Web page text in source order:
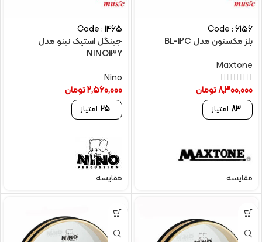
Code : 6156
بلز مکستون مدل BL-12C
Maxtone
8,300,000تومان
83 امتیاز
مقایسه
Code : 1465
جینگل استیک نینو مدل
NINO13Y
Nino
2,560,000تومان
25 امتیاز
مقایسه